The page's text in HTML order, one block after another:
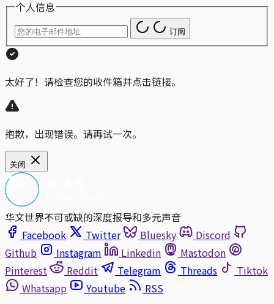
个人信息
订阅
太好了！请检查您的收件箱并点击链接。
抱歉，出现错误。请再试一次。
关闭
华文世界不可或缺的深度报导和多元声音
Facebook
Twitter Bluesky
Discord
Github
Instagram Linkedin
Mastodon
Pinterest
Reddit Telegram Threads
Tiktok
Whatsapp
Youtube
RSS